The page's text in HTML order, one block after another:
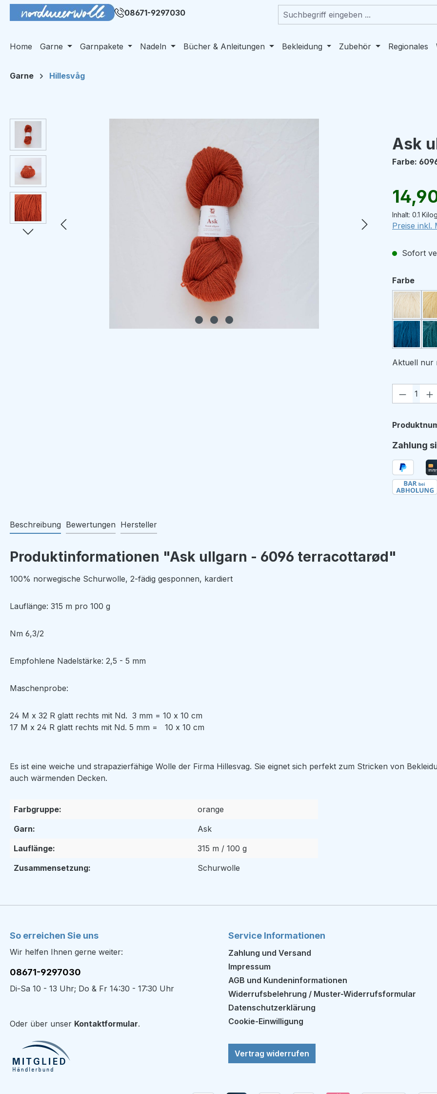
Hauptinhalt springen
Zur Suche springen
Zur Hauptnavigation springen08671-9297030
Home Garne Garnpakete Nadeln Bücher & Anleitungen Bekleidung Zubehör Regionales
Garne Hillesvåg
Bildergalerie überspringen
Ask
Farbe:
Regulärer
Inhalt: 0.1
Preise inkl.
Sofort
Farbe
6057
6080
Aktuell nur
Zahlung
Beschreibung Bewertungen Hersteller
Produktinformationen "Ask ullgarn - 6096 terracottarød"
100% norwegische Schurwolle, 2-fädig gesponnen, kardiert
Lauflänge: 315 m pro 100 g
Nm 6,3/2
Empfohlene Nadelstärke: 2,5 - 5 mm
Maschenprobe:
24 M x 32 R glatt rechts mit Nd. 3 mm = 10 x 10 cm
17 M x 24 R glatt rechts mit Nd. 5 mm = 10 x 10 cm
Es ist eine weiche und strapazierfähige Wolle der Firma Hillesvag. Sie eignet sich perfekt zum Stricken von
auch wärmenden Decken.
Farbgruppe:
orange
Garn:
Ask
Lauflänge:
315 m / 100 g
Zusammensetzung:
Schurwolle
So erreichen Sie uns
Wir helfen Ihnen gerne weiter:
08671-9297030
Di-Sa 10 - 13 Uhr; Do & Fr 14:30 - 17:30 Uhr
Oder über unser Kontaktformular.
Service Informationen
Zahlung und Versand
Impressum
AGB und Kundeninformationen
Widerrufsbelehrung / Muster-Widerrufsformular
Datenschutzerklärung
Cookie-Einwilligung
Vertrag widerrufen